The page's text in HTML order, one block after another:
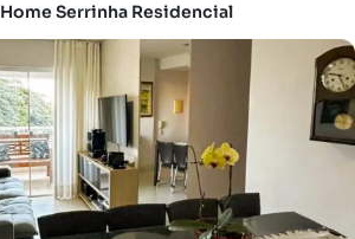
Home Serrinha Residencial